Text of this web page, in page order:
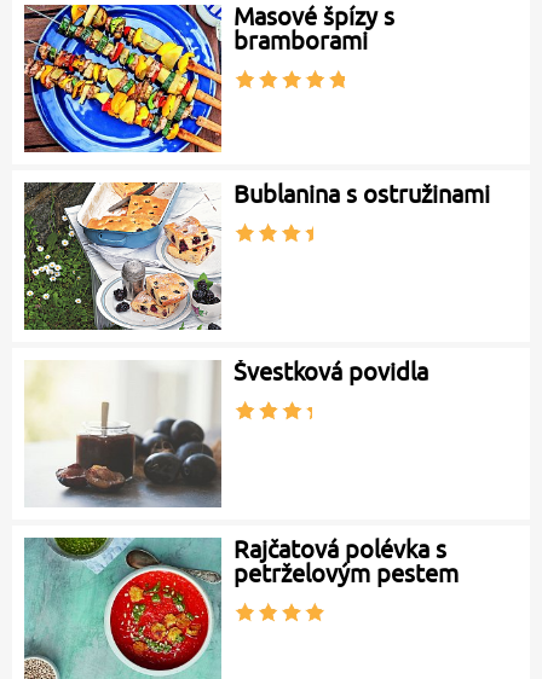
Masové špízy s
bramborami
Bublanina s ostružinami
Švestková povidla
Rajčatová polévka s
petrželovým pestem